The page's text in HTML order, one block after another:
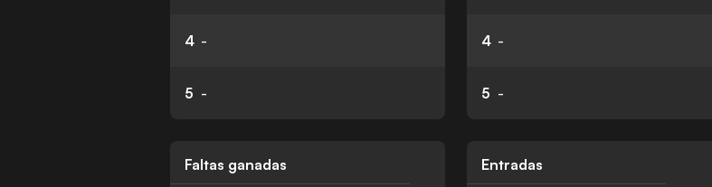
4 -
5 -
4 -
5 -
Faltas ganadas Entradas